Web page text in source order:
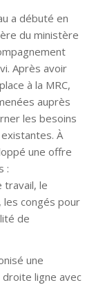
a débuté en
du ministère
Après avoir
à la MRC,
auprès
les besoins
À
une offre
:
travail, le
les congés pour
de
une
ligne avec